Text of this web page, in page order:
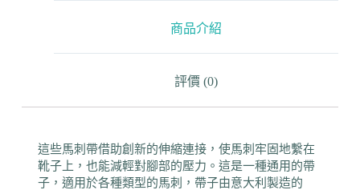
商品介紹
評價 (0)
這些馬刺帶借助創新的伸縮連接，使馬刺牢固地繫在
靴子上，也能減輕對腳部的壓力。這是一種通用的帶
子，適用於各種類型的馬刺，帶子由意大利製造的